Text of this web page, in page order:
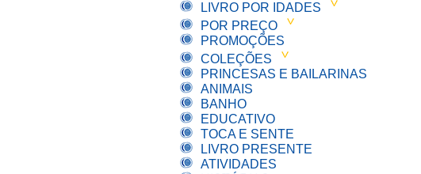
LIVRO POR IDADES
POR PREÇO
PROMOÇÕES
COLEÇÕES
PRINCESAS E BAILARINAS
ANIMAIS
BANHO
EDUCATIVO
TOCA E SENTE
LIVRO PRESENTE
ATIVIDADES